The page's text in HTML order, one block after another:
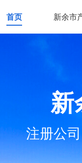
首页 新余市
新
注册公